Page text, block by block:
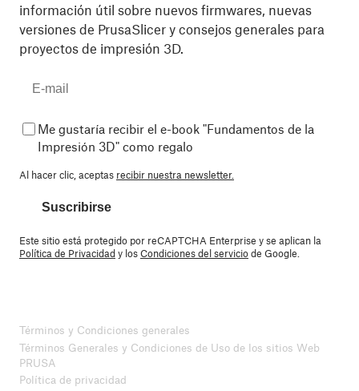
información útil sobre nuevos firmwares, nuevas
versiones de PrusaSlicer y consejos generales para
proyectos de impresión 3D.
Me gustaría recibir el e-book "Fundamentos de la
Impresión 3D" como regalo
Al hacer clic, aceptas recibir nuestra newsletter.
Suscribirse
Este sitio está protegido por reCAPTCHA Enterprise y se aplican la
Política de Privacidady losCondiciones del serviciode Google.
Términos y Condiciones generales
Términos Generales y Condiciones de Uso de los sitios Web
PRUSA
Política de privacidad